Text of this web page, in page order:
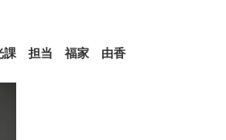
光課 担当 福家 由香